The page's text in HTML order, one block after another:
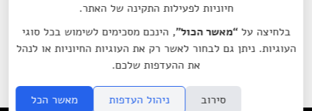
עמותת מיקרוסינמה-סרט לשם שינוי הנה עמותה רשומה מס'
לפי סעיף 46 לפקודת מס הכנסה.
חיוניות לפעילות התקינה של האתר.
בלחיצה על“מאשר הכול”, הינכם מסכימים לשימוש בכל סוגי
העוגיות. ניתן גם לבחור לאשר רק את העוגיות החיוניות או לנהל
את ההעדפות שלכם.
סירוב ניהול העדפות מאשר הכל